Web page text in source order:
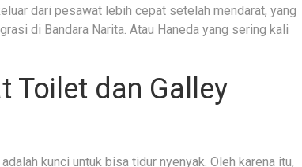
dari pesawat lebih cepat setelah mendarat, yang
di Bandara Narita. Atau Haneda yang sering kali
Toilet dan Galley
kunci untuk bisa tidur nyenyak. Oleh karena itu,